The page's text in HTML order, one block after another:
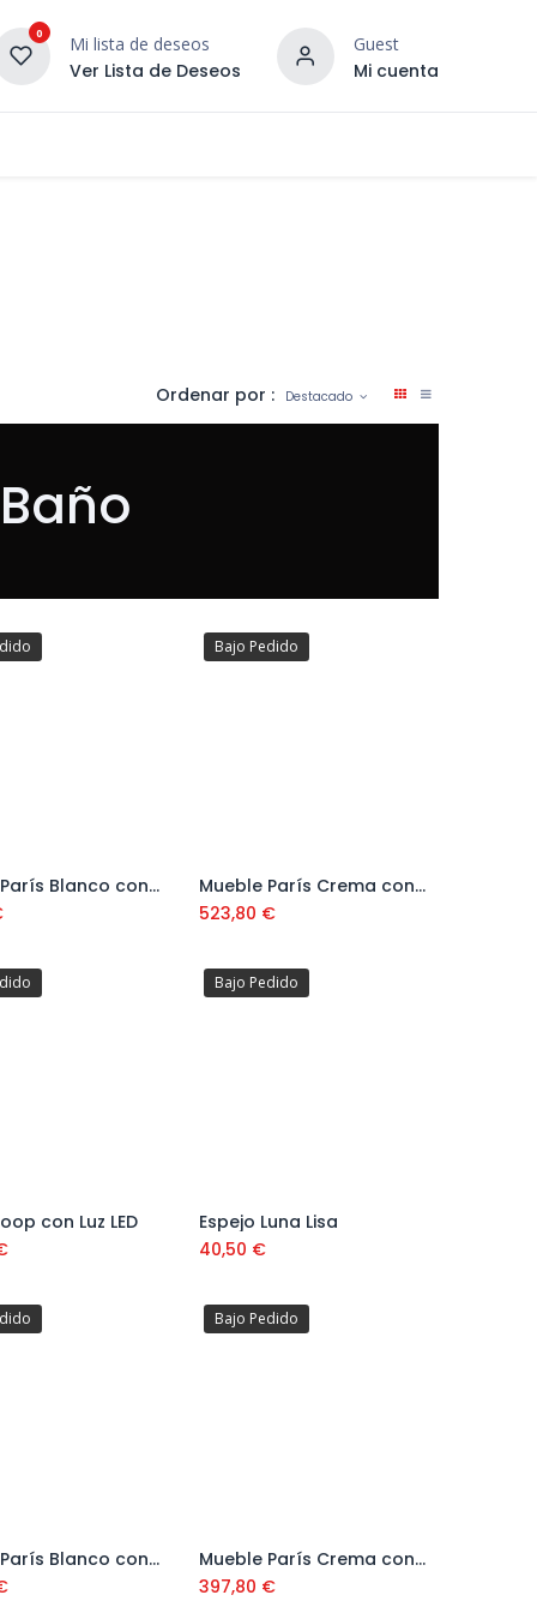
0 Mi lista de deseos
Ver Lista de Deseos
Guest
Mi cuenta
¡DESCUBRE NUESTRO
Ordenar por : Destacado
Añadir al carrito
Mueble París Blanco con 3 Cajones Nº 70 con Patas y Lavabo
Bajo Pedido
Añadir al carrito
Mueble París Crema con 3 Cajones Nº 34 con Patas y Lavabo
523,80 €
Añadir al carrito
con Luz LED
Bajo Pedido
Añadir al carrito
Espejo Luna Lisa
40,50 €
Añadir al carrito
Mueble París Blanco con 2 Cajones Nº 70 con Lavabo
Bajo Pedido
Añadir al carrito
Mueble París Crema con 2 Cajones Nº 34 con Lavabo
397,80 €